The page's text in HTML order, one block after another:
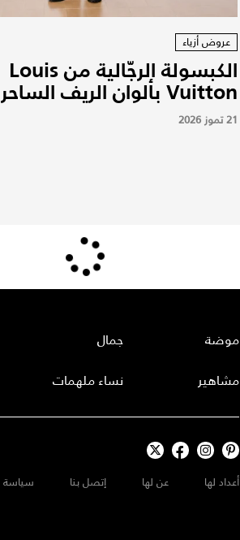
عروض أزياء
الكبسولة الرجّالية من Louis
Vuitton بألوان الريف الساحر
21 تموز 2026
موضة
مشاهير
جمال
نساء ملهمات
أعداد لها عن لها إتصل بنا سياسة